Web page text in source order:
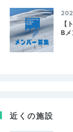
【
Bメ
近くの施設